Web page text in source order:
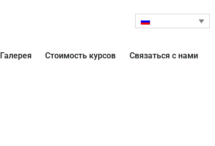
Галерея Стоимость курсов Связаться с нами